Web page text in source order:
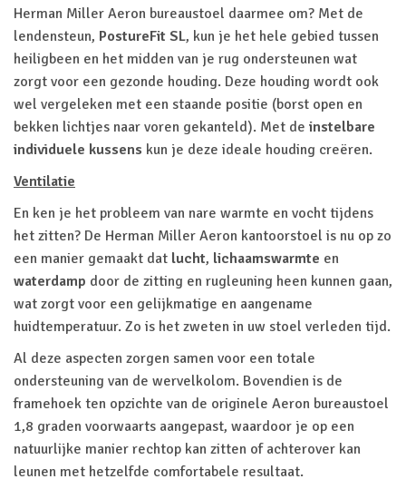
Herman Miller Aeron bureaustoel daarmee om? Met de
lendensteun, PostureFit SL, kun je het hele gebied tussen
heiligbeen en het midden van je rug ondersteunen wat
zorgt voor een gezonde houding. Deze houding wordt ook
wel vergeleken met een staande positie (borst open en
bekken lichtjes naar voren gekanteld). Met de instelbare
individuele kussens kun je deze ideale houding creëren.
Ventilatie
En ken je het probleem van nare warmte en vocht tijdens
het zitten? De Herman Miller Aeron kantoorstoel is nu op zo
een manier gemaakt dat lucht, lichaamswarmte en
waterdamp door de zitting en rugleuning heen kunnen gaan,
wat zorgt voor een gelijkmatige en aangename
huidtemperatuur. Zo is het zweten in uw stoel verleden tijd.
Al deze aspecten zorgen samen voor een totale
ondersteuning van de wervelkolom. Bovendien is de
framehoek ten opzichte van de originele Aeron bureaustoel
1,8 graden voorwaarts aangepast, waardoor je op een
natuurlijke manier rechtop kan zitten of achterover kan
leunen met hetzelfde comfortabele resultaat.